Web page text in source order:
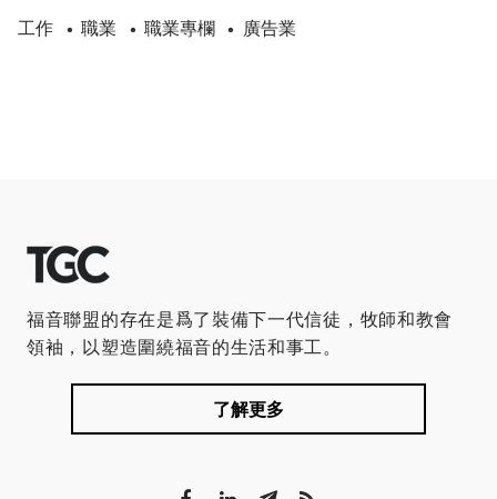
工作 • 職業 • 職業專欄 • 廣告業
福音聯盟的存在是爲了裝備下一代信徒，牧師和教會
領袖，以塑造圍繞福音的生活和事工。
了解更多